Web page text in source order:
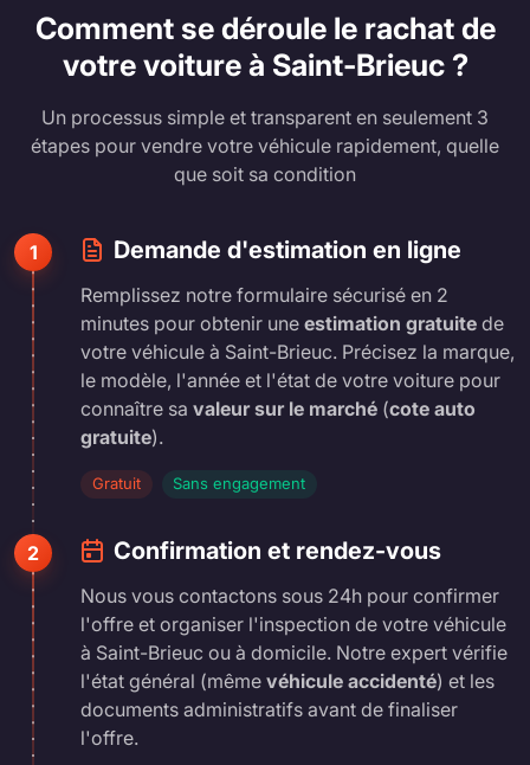
Comment se déroule le rachat de
votre voiture à Saint-Brieuc ?
Un processus simple et transparent en seulement 3
étapes pour vendre votre véhicule rapidement, quelle
que soit sa condition
1 Demande d'estimation en ligne
Remplissez notre formulaire sécurisé en 2
minutes pour obtenir une estimation gratuite de
votre véhicule à Saint-Brieuc. Précisez la marque,
le modèle, l'année et l'état de votre voiture pour
connaître sa valeur sur le marché (cote auto
gratuite).
Gratuit Sans engagement
2 Confirmation et rendez-vous
Nous vous contactons sous 24h pour confirmer
l'offre et organiser l'inspection de votre véhicule
à Saint-Brieuc ou à domicile. Notre expert vérifie
l'état général (même véhicule accidenté) et les
documents administratifs avant de finaliser
l'offre.